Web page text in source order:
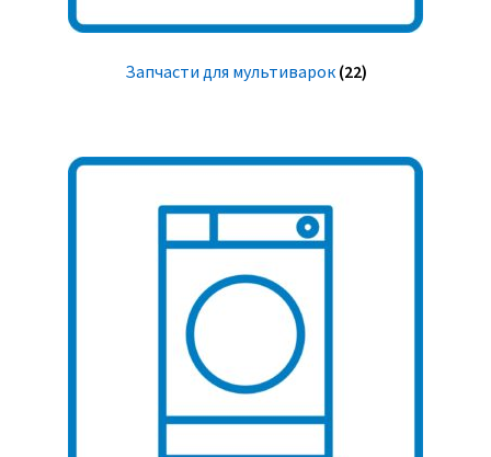
Запчасти для мультиварок (22)